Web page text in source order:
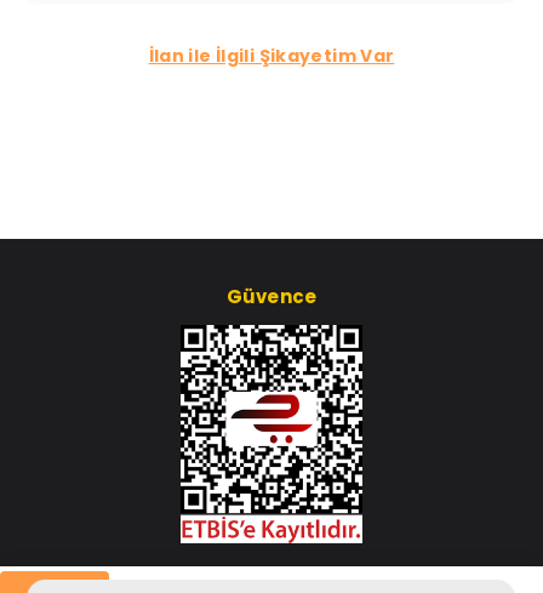
İlan ile İlgili Şikayetim Var
Güvence